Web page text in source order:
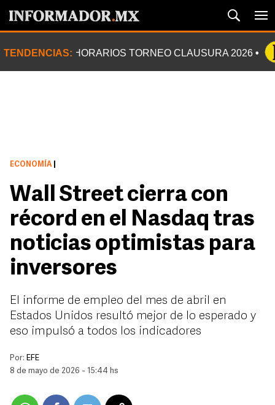
TENDENCIAS: HORARIOS TORNEO CLAUSURA 2026
ECONOMÍA
Wall Street cierra con
récord en el Nasdaq tras
noticias optimistas para
inversores
El informe de empleo del mes de abril en
Estados Unidos resultó mejor de lo esperado y
eso impulsó a todos los indicadores
Por: EFE
8 de mayo de 2026 - 15:44 hs